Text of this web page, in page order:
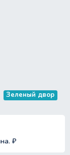
Зеленый двор
₽